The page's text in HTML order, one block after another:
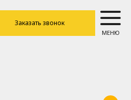
Заказать звонок
МЕНЮ